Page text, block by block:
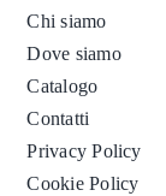
Chi siamo
Dove siamo
Catalogo
Contatti
Privacy Policy
Cookie Policy